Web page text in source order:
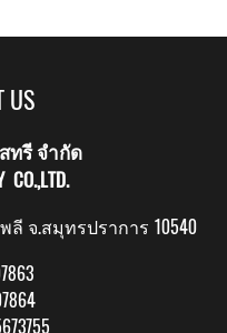
US
ทรี จำกัด
CO.,LTD.
จ.สมุทรปราการ 10540